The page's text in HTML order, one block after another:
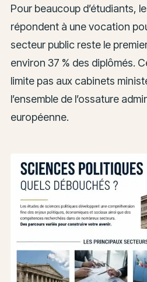
Pour beaucoup d’étudiants,
répondent à une vocation
secteur public reste le
environ 37 % des diplômés.
limite pas aux cabinets
l’ensemble de l’ossature
européenne.